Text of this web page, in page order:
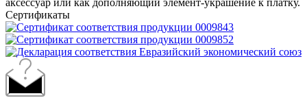
Сертификаты